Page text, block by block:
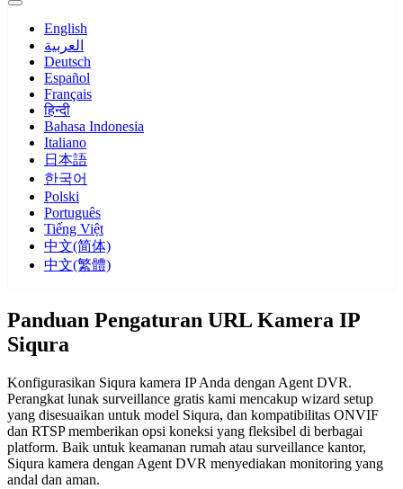
English
العربية
Deutsch
Español
Français
हिन्दी
Bahasa Indonesia
Italiano
日本語
한국어
Polski
Português
Tiếng Việt
中文(简体)
中文(繁體)
Panduan Pengaturan URL Kamera IP
Siqura
Konfigurasikan Siqura kamera IP Anda dengan Agent DVR.
Perangkat lunak surveillance gratis kami mencakup wizard setup
yang disesuaikan untuk model Siqura, dan kompatibilitas ONVIF
dan RTSP memberikan opsi koneksi yang fleksibel di berbagai
platform. Baik untuk keamanan rumah atau surveillance kantor,
Siqura kamera dengan Agent DVR menyediakan monitoring yang
andal dan aman.